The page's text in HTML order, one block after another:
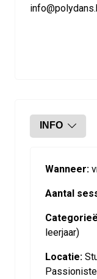
INFO
Wanneer:
Aantal
leerjaar)
Locatie: